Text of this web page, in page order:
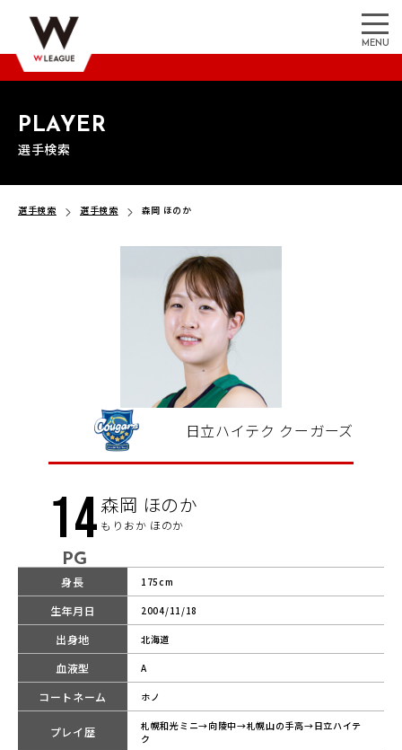
MENU
PLAYER
選手検索
選手検索 選手検索 森岡 ほのか
日立ハイテク クーガーズ
14
PG
森岡 ほのか
もりおか ほのか
身長 175cm
生年月日 2004/11/18
出身地 北海道
血液型 A
コートネーム ホノ
プレイ歴
札幌和光ミニ→向陵中→札幌山の手高→日立ハイテ
ク